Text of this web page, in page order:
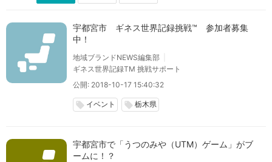
宇都宮市 ギネス世界記録挑戦™ 参加者募集
中！
地域ブランドNEWS編集部
ギネス世界記録TM 挑戦サポート
公開: 2018-10-17 15:40:32
local_offer イベント local_offer 栃木県
宇都宮市で「うつのみや（UTM）ゲーム」がブ
ームに！？